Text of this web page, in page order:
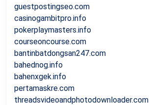
guestpostingseo.com
casinogambitpro.info
pokerplaymasters.info
courseoncourse.com
bantinbatdongsan247.com
bahednog.info
bahenxgek.info
pertamaskre.com
threadsvideoandphotodownloader.com